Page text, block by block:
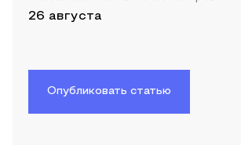
26 августа
Опубликовать статью